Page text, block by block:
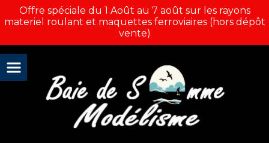
Offre spéciale du 1 Août au 7 août sur les rayons
materiel roulant et maquettes ferroviaires (hors dépôt
vente)
Panneau de gestion des cookies